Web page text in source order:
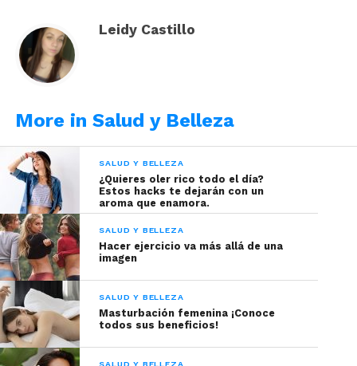
¿Cómo lograr una piel sana y
radiante?
Una buena rutina de cuidado es la clave. ¡Sigue
Tomada de Freepik
Leidy Castillo
More in Salud y Belleza
SALUD Y BELLEZA
¿Quieres oler rico todo el día?
Estos hacks te dejarán con un
aroma que enamora.
SALUD Y BELLEZA
Hacer ejercicio va más allá de una
imagen
SALUD Y BELLEZA
Masturbación femenina ¡Conoce
todos sus beneficios!
SALUD Y BELLEZA